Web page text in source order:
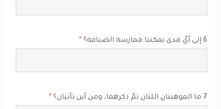
6 إلى أيّ مدى يمكننا ممارسة الضيافة؟ *
7 ما الموهبتان اللتان تمّ ذكرهما، ومن أين تأتيان؟ *